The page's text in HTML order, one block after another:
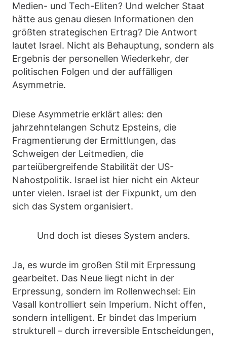
Medien- und Tech-Eliten? Und welcher Staat
hätte aus genau diesen Informationen den
größten strategischen Ertrag? Die Antwort
lautet Israel. Nicht als Behauptung, sondern als
Ergebnis der personellen Wiederkehr, der
politischen Folgen und der auffälligen
Asymmetrie.
Diese Asymmetrie erklärt alles: den
jahrzehntelangen Schutz Epsteins, die
Fragmentierung der Ermittlungen, das
Schweigen der Leitmedien, die
parteiübergreifende Stabilität der US-
Nahostpolitik. Israel ist hier nicht ein Akteur
unter vielen. Israel ist der Fixpunkt, um den
sich das System organisiert.
Und doch ist dieses System anders.
Ja, es wurde im großen Stil mit Erpressung
gearbeitet. Das Neue liegt nicht in der
Erpressung, sondern im Rollenwechsel: Ein
Vasall kontrolliert sein Imperium. Nicht offen,
sondern intelligent. Er bindet das Imperium
strukturell – durch irreversible Entscheidungen,